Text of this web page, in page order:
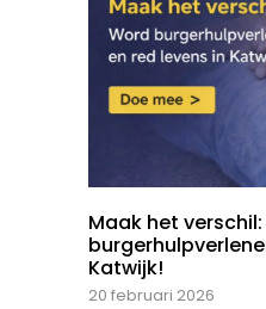
Maak het
Katwijk!
20 februari 2026